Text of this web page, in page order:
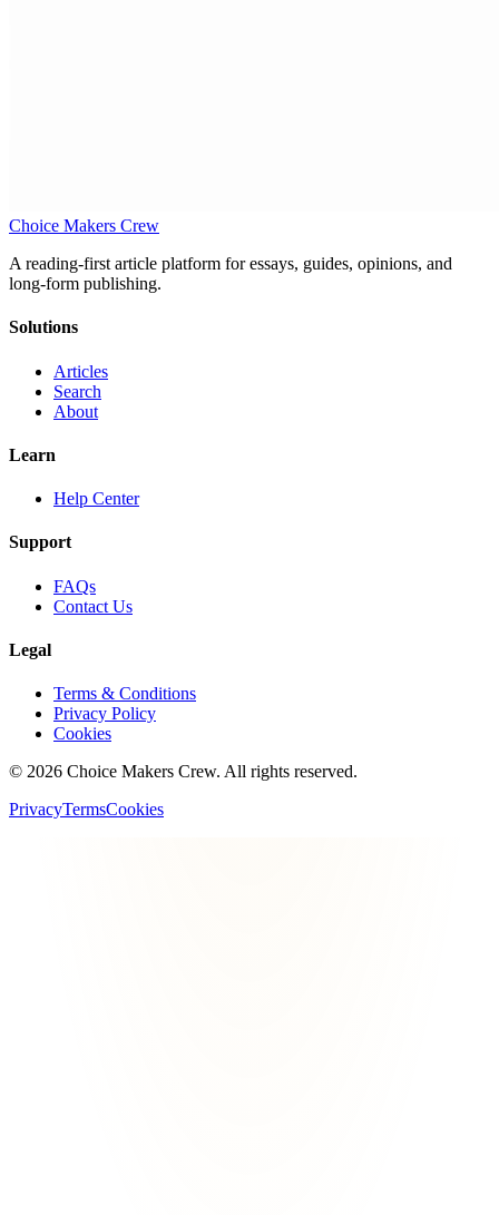
Choice Makers Crew
A reading-first article platform for essays, guides, opinions, and
long-form publishing.
Solutions
Articles
Search
About
Learn
Help Center
Support
FAQs
Contact Us
Legal
Terms & Conditions
Privacy Policy
Cookies
© 2026 Choice Makers Crew. All rights reserved.
PrivacyTermsCookies